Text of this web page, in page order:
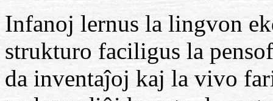
Infanoj lernus la lingvon
strukturo faciligus la
da inventaĵoj kaj la vivo